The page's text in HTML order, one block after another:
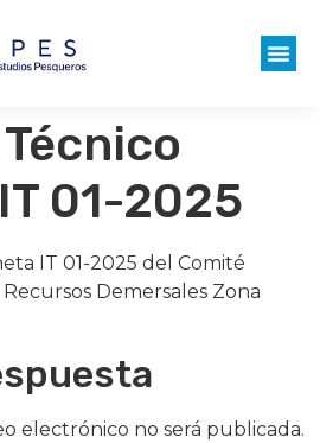
01-2025
IT 01-2025 del Comité
Demersales Zona
electrónico no será publicada.